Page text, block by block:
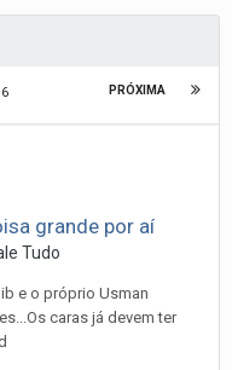
PRÓXIMA
grande por aí
Tudo
e o próprio Usman
caras já devem ter